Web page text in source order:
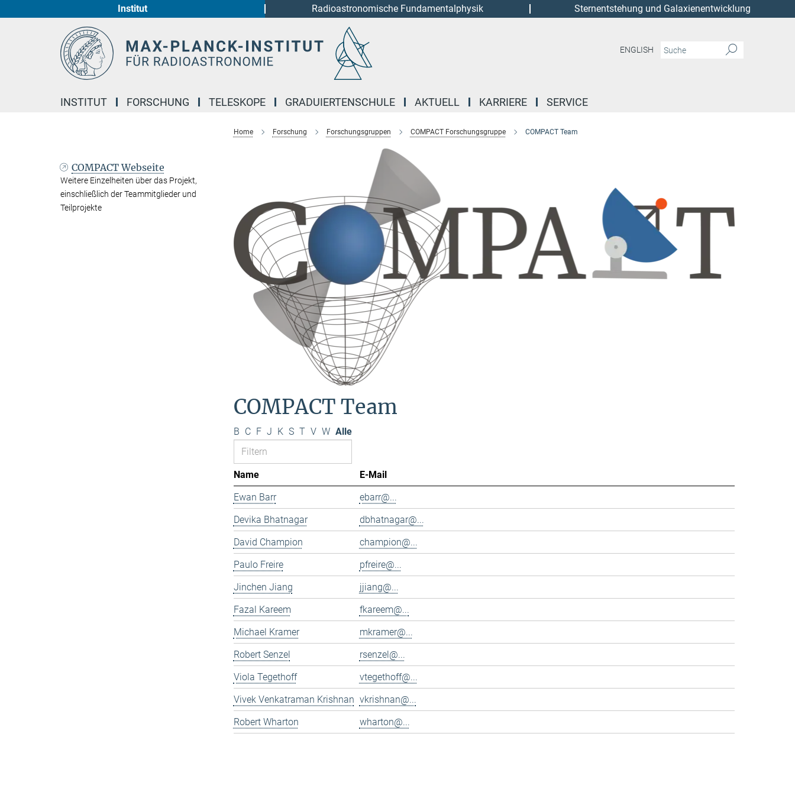
Institut Radioastronomische Fundamentalphysik Sternentstehung und Galaxienentwicklung
ENGLISH
INSTITUT FORSCHUNG TELESKOPE GRADUIERTENSCHULE AKTUELL KARRIERE SERVICE
Home Forschung Forschungsgruppen COMPACT Forschungsgruppe COMPACT Team
COMPACT Team
B C F J K S T V W Alle
Name
E-Mail
Ewan Barr
ebarr@...
Devika Bhatnagar
dbhatnagar@...
David Champion
champion@...
Paulo Freire
pfreire@...
Jinchen Jiang
jjiang@...
Fazal Kareem
fkareem@...
Michael Kramer
mkramer@...
Robert Senzel
rsenzel@...
Viola Tegethoff
vtegethoff@...
Vivek Venkatraman Krishnan vkrishnan@...
Robert Wharton
wharton@...
COMPACT Webseite
Weitere Einzelheiten über das Projekt,
einschließlich der Teammitglieder und
Teilprojekte